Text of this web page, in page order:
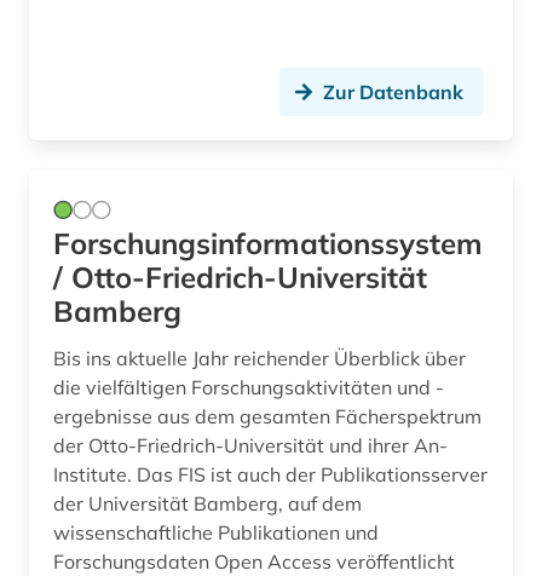
ökologie (3)
österreich (3)
Zur Datenbank
Forschungsinformationssystem
/ Otto-Friedrich-Universität
Bamberg
Bis ins aktuelle Jahr reichender Überblick über
die vielfältigen Forschungsaktivitäten und -
ergebnisse aus dem gesamten Fächerspektrum
der Otto-Friedrich-Universität und ihrer An-
Institute. Das FIS ist auch der Publikationsserver
der Universität Bamberg, auf dem
wissenschaftliche Publikationen und
Forschungsdaten Open Access veröffentlicht